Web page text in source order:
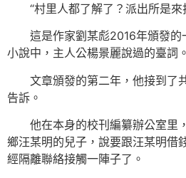
“村里人都了解了？派出所是來
這是作家劉某彪2016年頒發的
小說中，主人公楊景麗說過的臺詞。
文章頒發的第二年，他接到了
告訴。
他在本身的校刊編纂辦公室里
鄉汪某明的兒子，說要跟汪某明借
經隔離聯絡接觸一陣子了。